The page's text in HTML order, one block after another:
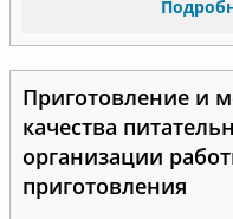
Приготовление и
качества
организации
приготовления